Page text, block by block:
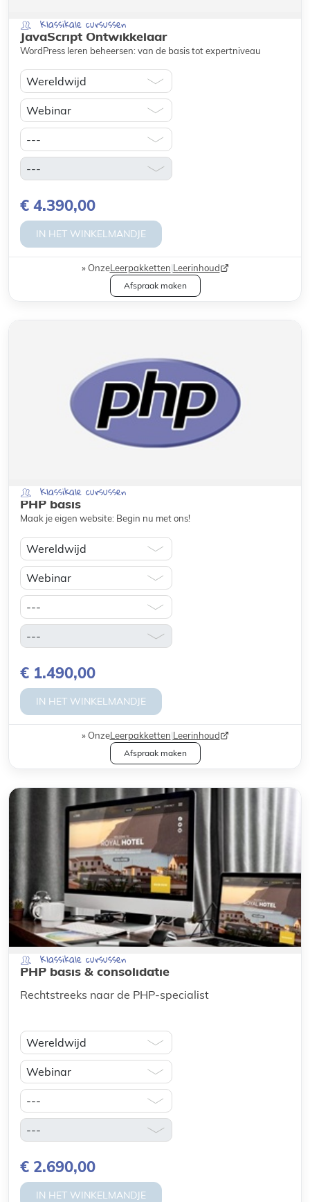
Klassikale cursussen
JavaScript Ontwikkelaar
WordPress leren beheersen: van de basis tot expertniveau
€ 4.390,00
IN HET WINKELMANDJE
OnzeLeerpakketten|Leerinhoud
Afspraak maken
Klassikale cursussen
PHP basis
Maak je eigen website: Begin nu met ons!
€ 1.490,00
IN HET WINKELMANDJE
OnzeLeerpakketten|Leerinhoud
Afspraak maken
Klassikale cursussen
PHP basis & consolidatie
Rechtstreeks naar de PHP-specialist
€ 2.690,00
IN HET WINKELMANDJE